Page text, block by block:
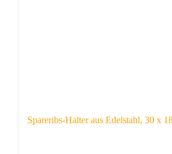
Spareribs-Halter aus Edelstahl, 30 x